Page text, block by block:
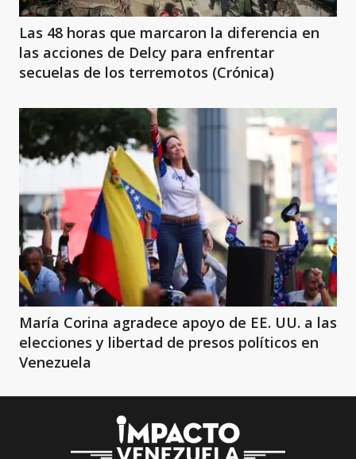
Las 48 horas que marcaron la diferencia en
las acciones de Delcy para enfrentar
secuelas de los terremotos (Crónica)
María Corina agradece apoyo de EE. UU. a las
elecciones y libertad de presos políticos en
Venezuela